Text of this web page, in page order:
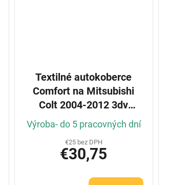
Textilné autokoberce
Comfort na Mitsubishi
Colt 2004-2012 3dv
(Konfigurátor)
Výroba- do 5 pracovných dní
€25 bez DPH
€30,75